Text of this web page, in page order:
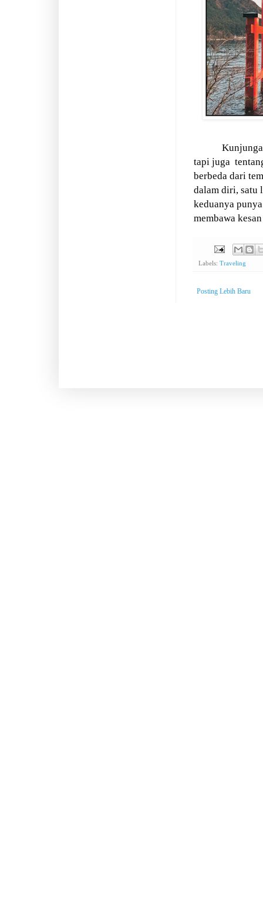
tapi juga
berbeda dari
dalam diri, satu
keduanya
membawa
Labels: Traveling
Posting Lebih Baru